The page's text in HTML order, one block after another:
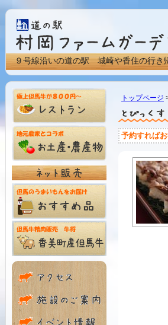
９号線沿いの道の駅 城崎や香住の行き
トップページ
予約すれば